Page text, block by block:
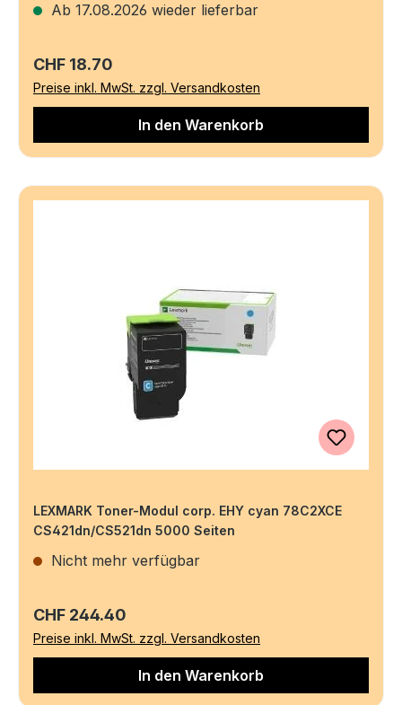
Ab 17.08.2026 wieder lieferbar
Regulärer Preis:
CHF 18.70
Preise inkl. MwSt. zzgl. Versandkosten
In den Warenkorb
LEXMARK Toner-Modul corp. EHY cyan 78C2XCE
CS421dn/CS521dn 5000 Seiten
Nicht mehr verfügbar
Regulärer Preis:
CHF 244.40
Preise inkl. MwSt. zzgl. Versandkosten
In den Warenkorb